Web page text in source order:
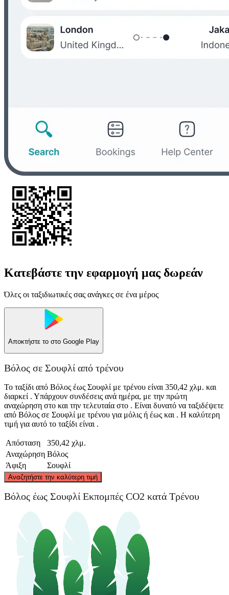
Κατεβάστε την εφαρμογή μας δωρεάν
Όλες οι ταξιδιωτικές σας ανάγκες σε ένα μέρος
Αποκτήστε το στο Google Play
Βόλος σε Σουφλί από τρένου
Το ταξίδι από Βόλος έως Σουφλί με τρένου είναι 350,42 χλμ. και
διαρκεί . Υπάρχουν συνδέσεις ανά ημέρα, με την πρώτη
αναχώρηση στο και την τελευταία στο . Είναι δυνατό να ταξιδέψετε
από Βόλος σε Σουφλί με τρένου για μόλις ή έως και . Η καλύτερη
τιμή για αυτό το ταξίδι είναι .
Απόσταση
350,42 χλμ.
Αναχώρηση Βόλος
Άφιξη
Σουφλί
Αναζητήστε την καλύτερη τιμή
Volos
Βόλος έως Σουφλί Εκπομπές CO2 κατά Τρένου